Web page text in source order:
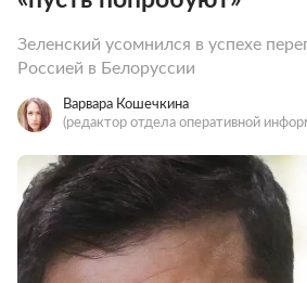
Зеленский усомнился в успехе
Россией в Белоруссии
Варвара Кошечкина
(редактор отдела оперативной